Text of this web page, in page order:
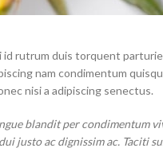
rutrum duis torquent
nam condimentum
nisi a adipiscing senectus.
blandit per condimentum
justo ac dignissim ac. Taciti